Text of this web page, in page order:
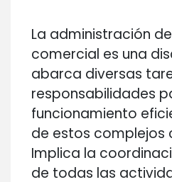
La administración
comercial es una
abarca diversas
responsabilidades
funcionamiento
de estos complejos
Implica la
de todas las